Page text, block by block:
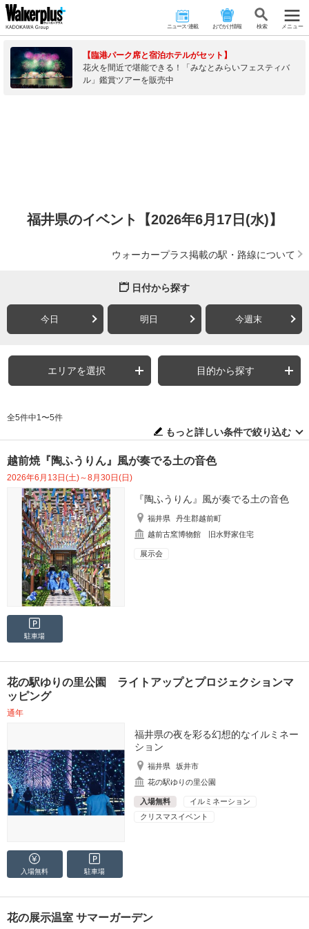
ニュース･連載 おでかけ情報 検 索 メニュー
【臨港パーク席と宿泊ホテルがセット】
花火を間近で堪能できる！「みなとみらいフェスティバ
ル」鑑賞ツアーを販売中
福井県のイベント【2026年6月17日(水)】
ウォーカープラス掲載の駅・路線について
日付から探す
今日 明日 今週末
エリアを選択 目的から探す
全5件中1〜5件
もっと詳しい条件で絞り込む
越前焼『陶ふうりん』風が奏でる土の音色
2026年6月13日(土)～8月30日(日)
『陶ふうりん』風が奏でる土の音色
福井県
丹生郡越前町
越前古窯博物館 旧水野家住宅
展示会
駐車場
花の駅ゆりの里公園 ライトアップとプロジェクションマ
ッピング
通年
福井県の夜を彩る幻想的なイルミネー
ション
福井県
坂井市
花の駅ゆりの里公園
入場無料
イルミネーション
クリスマスイベント
入場無料 駐車場
花の展示温室 サマーガーデン